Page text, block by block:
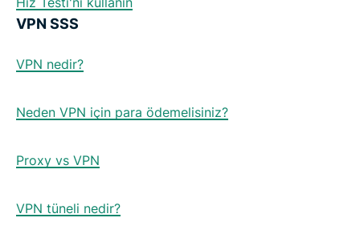
VPN SSS
VPN nedir?
Neden VPN için para ödemelisiniz?
Proxy vs VPN
VPN tüneli nedir?